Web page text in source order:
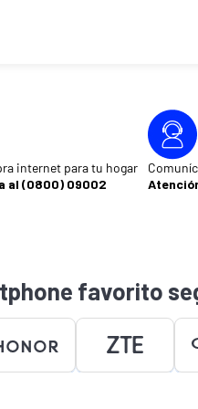
internet para tu hogar
al (0800) 09002
favorito